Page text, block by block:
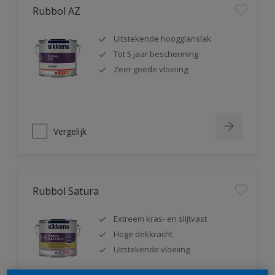
Rubbol AZ
Uitstekende hoogglanslak
Tot 5 jaar bescherming
Zeer goede vloeiing
Vergelijk
Rubbol Satura
Extreem kras- en slijtvast
Hoge dekkracht
Uitstekende vloeiing